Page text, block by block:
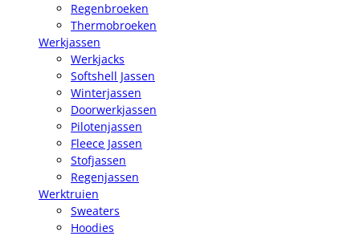
Regenbroeken
Thermobroeken
Werkjassen
Werkjacks
Softshell Jassen
Winterjassen
Doorwerkjassen
Pilotenjassen
Fleece Jassen
Stofjassen
Regenjassen
Werktruien
Sweaters
Hoodies